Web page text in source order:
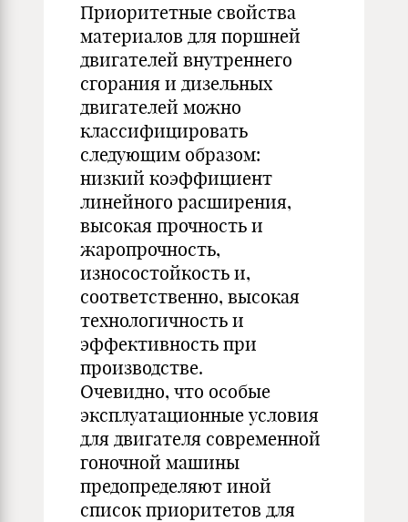
Приоритетные свойства
материалов для поршней
двигателей внутреннего
сгорания и дизельных
двигателей можно
классифицировать
следующим образом:
низкий коэффициент
линейного расширения,
высокая прочность и
жаропрочность,
износостойкость и,
соответственно, высокая
технологичность и
эффективность при
производстве.
Очевидно, что особые
эксплуатационные условия
для двигателя современной
гоночной машины
предопределяют иной
список приоритетов для